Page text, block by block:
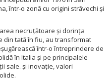
într-o zonă cu origini străvechi și
necruțătoare și dorința
din tată în fiu, au transformat
într-o întreprindere de
în Italia și pe principalele
sale. și inovație, valori